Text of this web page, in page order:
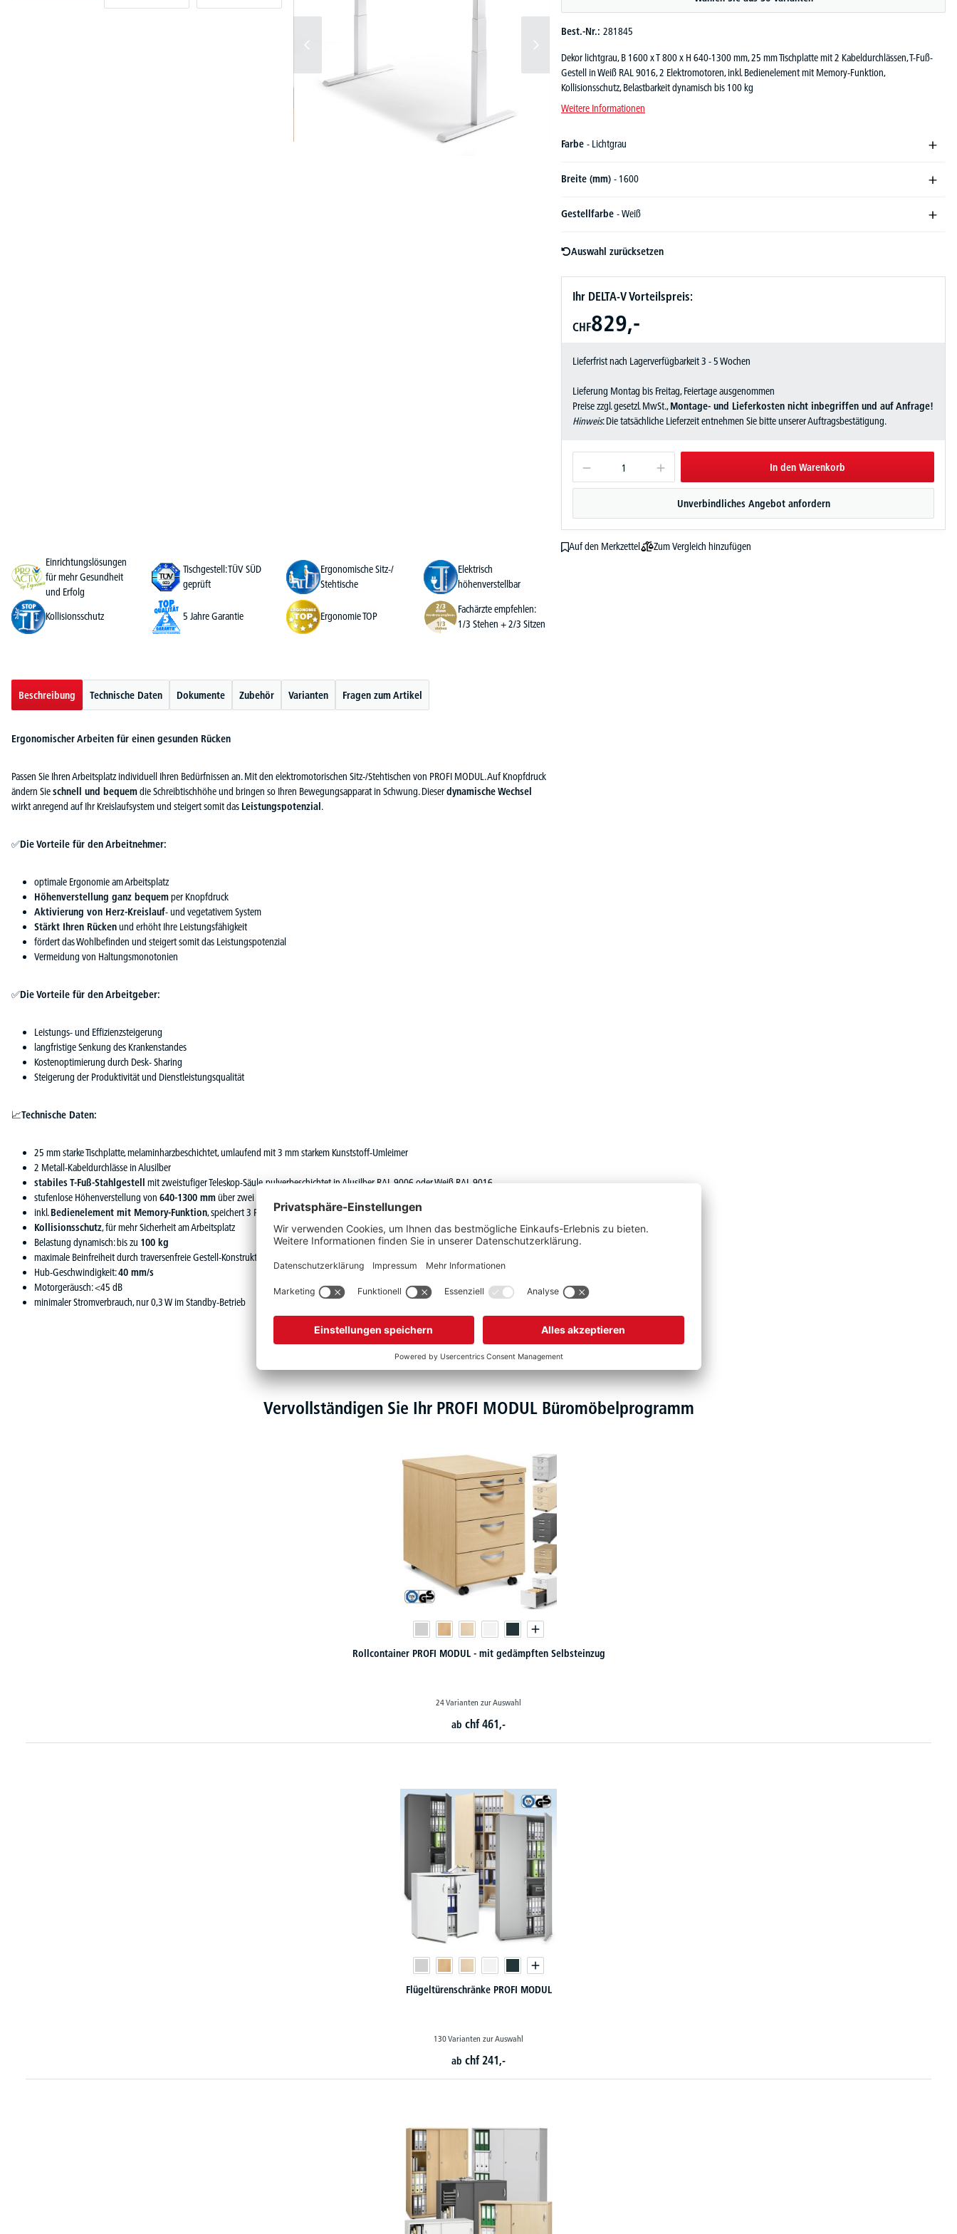
Best.-Nr.: 281845
Dekor lichtgrau, B 1600 x T 800 x H 640-1300 mm, 25 mm Tischplatte mit 2 Kabeldurchlässen, T-Fuß-
Gestell in Weiß RAL 9016, 2 Elektromotoren, inkl. Bedienelement mit Memory-Funktion,
Kollisionsschutz, Belastbarkeit dynamisch bis 100 kg
Weitere Informationen
Farbe - Lichtgrau
Breite (mm) - 1600
Gestellfarbe - Weiß
Auswahl zurücksetzen
Ihr DELTA-V Vorteilspreis:
CHF829,-
Lieferfrist nach Lagerverfügbarkeit 3 - 5 Wochen
Lieferung Montag bis Freitag, Feiertage ausgenommen
Preise zzgl. gesetzl. MwSt.,Montage- und Lieferkosten nicht inbegriffen und auf Anfrage!
Hinweis: Die tatsächliche Lieferzeit entnehmen Sie bitte unserer Auftragsbestätigung.
In den Warenkorb
Unverbindliches Angebot anfordern
Auf den Merkzettel
Zum Vergleich hinzufügen
Einrichtungslösungen
für mehr Gesundheit
und Erfolg
Tischgestell: TÜV SÜD
geprüft
Ergonomische Sitz-/
Stehtische
Elektrisch
höhenverstellbar
Kollisionsschutz 5 Jahre Garantie Ergonomie TOP
Fachärzte empfehlen:
1/3 Stehen + 2/3 Sitzen
Beschreibung Technische Daten Dokumente Zubehör Varianten Fragen zum Artikel
Ergonomischer Arbeiten für einen gesunden Rücken
Passen Sie Ihren Arbeitsplatz individuell Ihren Bedürfnissen an. Mit den elektromotorischen Sitz-/Stehtischen von PROFI MODUL. Auf Knopfdruck
ändern Sieschnell und bequemdie Schreibtischhöhe und bringen so Ihren Bewegungsapparat in Schwung. Dieserdynamische Wechsel
wirkt anregend auf Ihr Kreislaufsystem und steigert somit das Leistungspotenzial.
✅Die Vorteile für den Arbeitnehmer:
optimale Ergonomie am Arbeitsplatz
Höhenverstellung ganz bequemper Knopfdruck
Aktivierung von Herz-Kreislauf- und vegetativem System
Stärkt Ihren Rückenund erhöht Ihre Leistungsfähigkeit
fördert das Wohlbefinden und steigert somit das Leistungspotenzial
Vermeidung von Haltungsmonotonien
✅Die Vorteile für den Arbeitgeber:
Leistungs- und Effizienzsteigerung
langfristige Senkung des Krankenstandes
Kostenoptimierung durch Desk- Sharing
Steigerung der Produktivität und Dienstleistungsqualität
📈Technische Daten:
25 mm starke Tischplatte, melaminharzbeschichtet, umlaufend mit 3 mm starkem Kunststoff-Umleimer
2 Metall-Kabeldurchlässe in Alusilber
stabiles T-Fuß-Stahlgestell mit zweistufiger Teleskop-Säule, pulverbeschichtet in Alusilber RAL 9006 oder Weiß RAL 9016
stufenlose Höhenverstellung von 640-1300 mmüber zwei synchron gesteuerte Elektromotoren
inkl.Bedienelement mit Memory-Funktion, speichert 3 Positionen
Kollisionsschutz, für mehr Sicherheit am Arbeitsplatz
Belastung dynamisch: bis zu 100 kg
maximale Beinfreiheit durch traversenfreie Gestell-Konstruktion
Hub-Geschwindigkeit:40 mm/s
Motorgeräusch: <45 dB
minimaler Stromverbrauch, nur 0,3 W im Standby-Betrieb
Vervollständigen Sie Ihr PROFI MODUL Büromöbelprogramm
Rollcontainer PROFI MODUL - mit gedämpften Selbsteinzug
24 Varianten zur Auswahl
ab chf 461,-
Flügeltürenschränke PROFI MODUL
130 Varianten zur Auswahl
ab chf 241,-